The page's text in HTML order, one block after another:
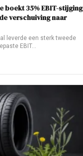
boekt 35% EBIT-stijging
verschuiving naar
leverde een sterk tweede
EBIT…